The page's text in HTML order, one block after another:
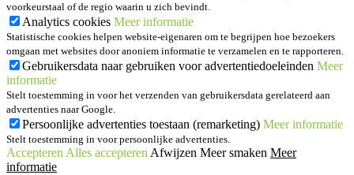
voorkeurstaal of de regio waarin u zich bevindt.
Analytics cookies Meer informatie
Statistische cookies helpen website-eigenaren om te begrijpen hoe bezoekers
omgaan met websites door anoniem informatie te verzamelen en te rapporteren.
Gebruikersdata naar gebruiken voor advertentiedoeleinden Meer
informatie
Stelt toestemming in voor het verzenden van gebruikersdata gerelateerd aan
advertenties naar Google.
Persoonlijke advertenties toestaan (remarketing) Meer informatie
Stelt toestemming in voor persoonlijke advertenties.
Accepteren Alles accepteren Afwijzen Meer smaken Meer
informatie